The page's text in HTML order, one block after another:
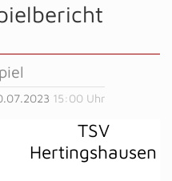
15:00 Uhr
TSV
Hertingshausen